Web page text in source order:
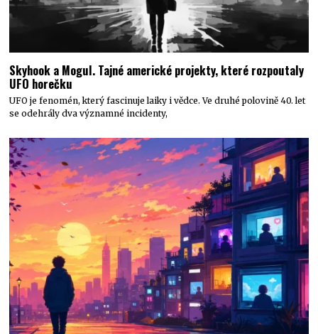
Skyhook a Mogul. Tajné americké projekty, které rozpoutaly
UFO horečku
UFO je fenomén, který fascinuje laiky i vědce. Ve druhé polovině 40. let
se odehrály dva významné incidenty,